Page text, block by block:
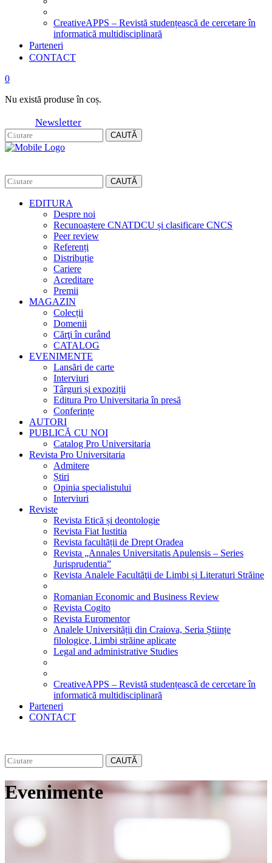
CreativeAPPS – Revistă studențească de cercetare în
informatică multidisciplinară
Parteneri
CONTACT
0
Nu există produse în coș.
Newsletter
CAUTĂ
CAUTĂ
EDITURA
Despre noi
Recunoaștere CNATDCU și clasificare CNCS
Peer review
Referenți
Distribuție
Cariere
Acreditare
Premii
MAGAZIN
Colecții
Domenii
Cărţi în curând
CATALOG
EVENIMENTE
Lansări de carte
Interviuri
Târguri și expoziții
Editura Pro Universitaria în presă
Conferințe
AUTORI
PUBLICĂ CU NOI
Catalog Pro Universitaria
Revista Pro Universitaria
Admitere
Știri
Opinia specialistului
Interviuri
Reviste
Revista Etică și deontologie
Revista Fiat Iustitia
Revista facultății de Drept Oradea
Revista „Annales Universitatis Apulensis – Series
Jurisprudentia”
Revista Analele Facultăţii de Limbi și Literaturi Străine
Romanian Economic and Business Review
Revista Cogito
Revista Euromentor
Analele Universității din Craiova, Seria Științe
filologice, Limbi străine aplicate
Legal and administrative Studies
CreativeAPPS – Revistă studențească de cercetare în
informatică multidisciplinară
Parteneri
CONTACT
CAUTĂ
Evenimente